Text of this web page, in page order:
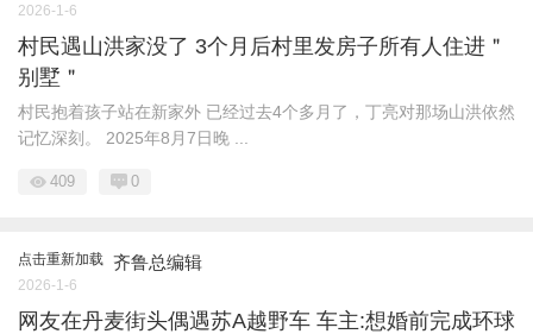
2026-1-6
村民遇山洪家没了 3个月后村里发房子所有人住进＂
别墅＂
村民抱着孩子站在新家外 已经过去4个多月了，丁亮对那场山洪依然
记忆深刻。 2025年8月7日晚 ...
409 0
点击重新加载 齐鲁总编辑
2026-1-6
网友在丹麦街头偶遇苏A越野车 车主:想婚前完成环球